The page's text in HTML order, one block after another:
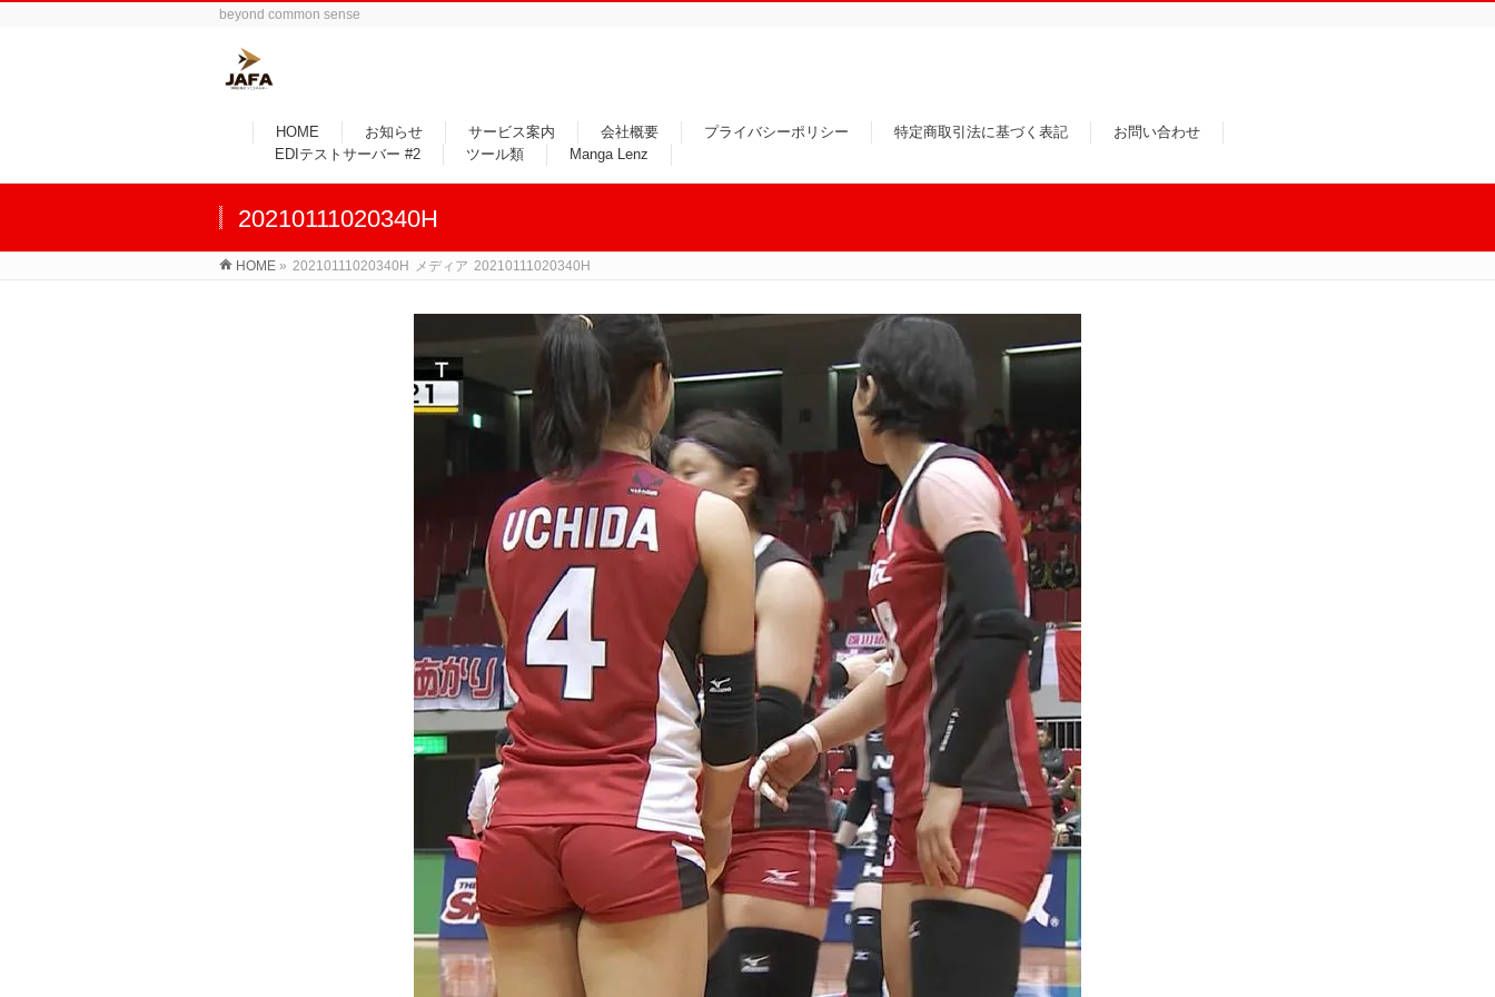
beyond common sense
HOME お知らせ サービス案内 会社概要 プライバシーポリシー 特定商取引法に基づく表記
お問い合わせ
EDIテストサーバー #2
ツール類 Manga Lenz
20210111020340H
HOME » 20210111020340H メディア 20210111020340H